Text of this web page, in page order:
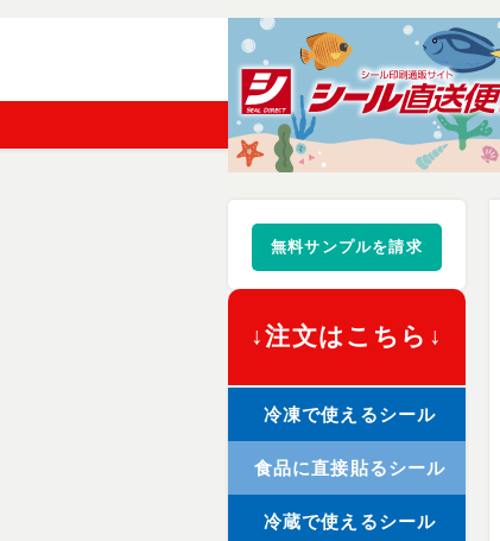
無料サンプルを請求
↓注文はこちら↓
冷凍で使えるシール
食品に直接貼るシール
冷蔵で使えるシール